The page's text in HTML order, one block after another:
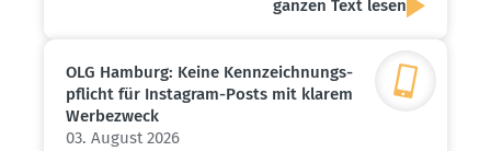
ganzen Text lesen
OLG Hamburg: Keine Kennzeich­nungs­
pflicht für Instagram-Posts mit klarem
Werbe­zweck
03. August 2026